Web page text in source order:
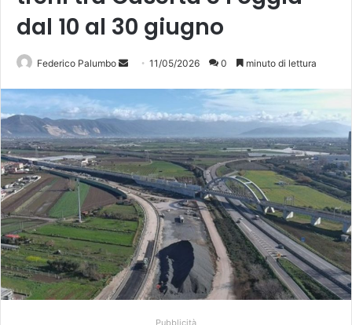
dal 10 al 30 giugno
Federico Palumbo
Invia 11/05/2026 0 minuto di lettura
Pubblicità